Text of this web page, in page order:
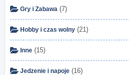
Gry i Zabawa (7)
Hobby i czas wolny (21)
Inne (15)
Jedzenie i napoje (16)